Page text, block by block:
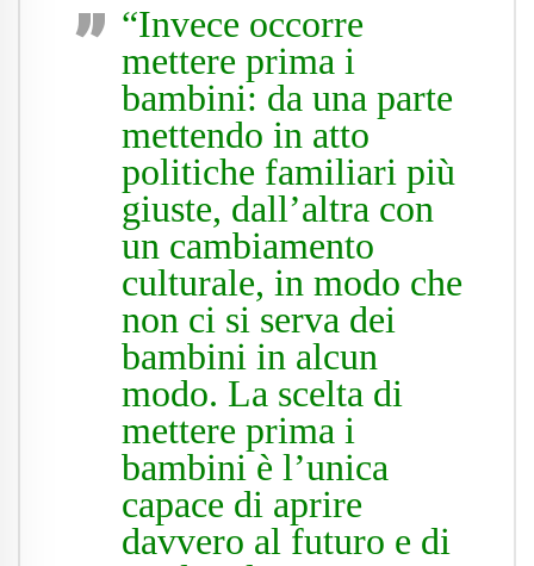
“Invece occorre
mettere prima i
bambini: da una parte
mettendo in atto
politiche familiari più
giuste, dall’altra con
un cambiamento
culturale, in modo che
non ci si serva dei
bambini in alcun
modo. La scelta di
mettere prima i
bambini è l’unica
capace di aprire
davvero al futuro e di